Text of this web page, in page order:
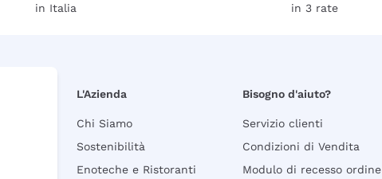
in Italia
in 3 rate
L'Azienda
Chi Siamo
Sostenibilità
Enoteche e Ristoranti
Bisogno d'aiuto?
Servizio clienti
Condizioni di Vendita
Modulo di recesso ordine